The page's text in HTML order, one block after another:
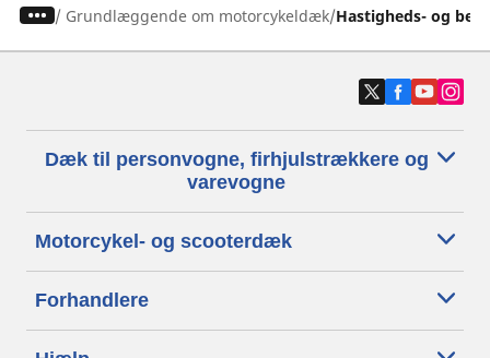
/ Grundlæggende om motorcykeldæk Hastigheds- og
Dæk til personvogne, firhjulstrækkere og
varevogne
Motorcykel- og scooterdæk
Forhandlere